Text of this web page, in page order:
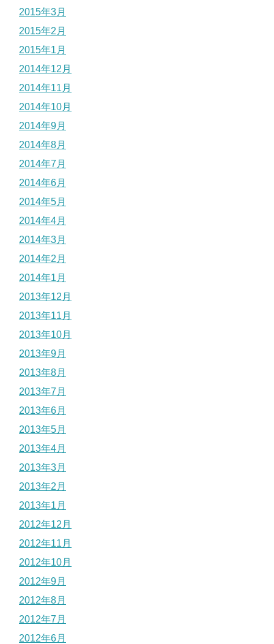
2015年3月
2015年2月
2015年1月
2014年12月
2014年11月
2014年10月
2014年9月
2014年8月
2014年7月
2014年6月
2014年5月
2014年4月
2014年3月
2014年2月
2014年1月
2013年12月
2013年11月
2013年10月
2013年9月
2013年8月
2013年7月
2013年6月
2013年5月
2013年4月
2013年3月
2013年2月
2013年1月
2012年12月
2012年11月
2012年10月
2012年9月
2012年8月
2012年7月
2012年6月